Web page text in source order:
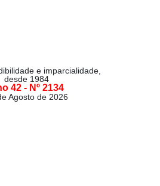
e imparcialidade,
desde 1984
42 - Nº 2134
Agosto de 2026